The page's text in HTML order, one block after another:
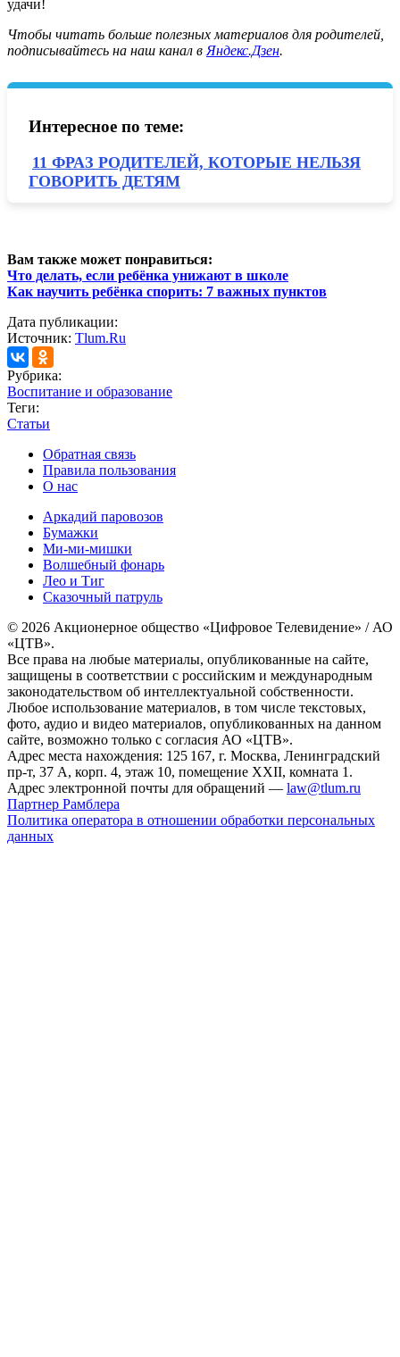
удачи!
Чтобы читать больше полезных материалов для родителей,
подписывайтесь на наш канал в Яндекс.Дзен.
Интересное по теме:
11 ФРАЗ РОДИТЕЛЕЙ, КОТОРЫЕ НЕЛЬЗЯ
ГОВОРИТЬ ДЕТЯМ
Вам также может понравиться:
Что делать, если ребёнка унижают в школе
Как научить ребёнка спорить: 7 важных пунктов
Дата публикации:
Источник: Tlum.Ru
Рубрика:
Воспитание и образование
Теги:
Статьи
Обратная связь
Правила пользования
О нас
Аркадий паровозов
Бумажки
Ми-ми-мишки
Волшебный фонарь
Лео и Тиг
Сказочный патруль
© 2026 Акционерное общество «Цифровое Телевидение» / АО
«ЦТВ».
Все права на любые материалы, опубликованные на сайте,
защищены в соответствии с российским и международным
законодательством об интеллектуальной собственности.
Любое использование материалов, в том числе текстовых,
фото, аудио и видео материалов, опубликованных на данном
сайте, возможно только с согласия АО «ЦТВ».
Адрес места нахождения: 125 167, г. Москва, Ленинградский
пр-т, 37 А, корп. 4, этаж 10, помещение XXII, комната 1.
Адрес электронной почты для обращений — law@tlum.ru
Партнер Рамблера
Политика оператора в отношении обработки персональных
данных